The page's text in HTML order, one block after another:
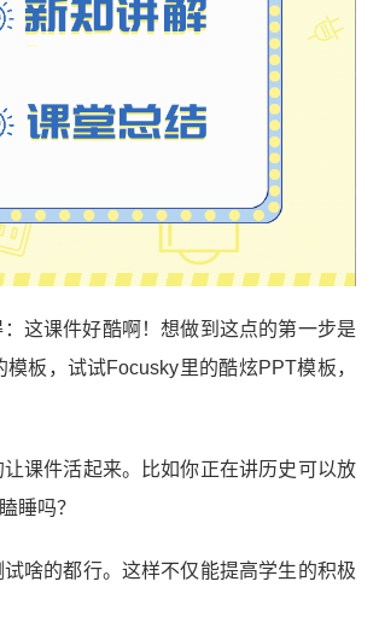
这课件好酷啊！想做到这点的第一步是
板，试试Focusky里的酷炫PPT模板，
课件活起来。比如你正在讲历史可以放
睡吗？
啥的都行。这样不仅能提高学生的积极